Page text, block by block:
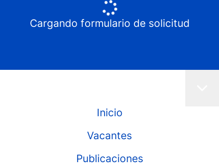
Cargando formulario de solicitud
Inicio
Vacantes
Publicaciones